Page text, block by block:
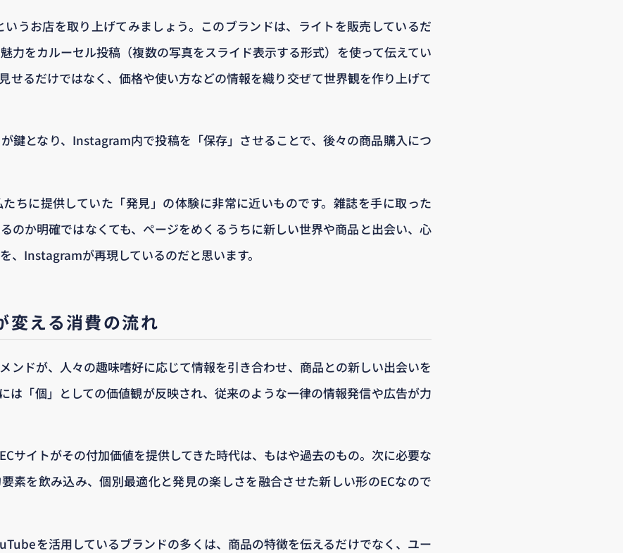
いうお店を取り上げてみましょう。このブランドは、ライトを販売しているだ
力をカルーセル投稿（複数の写真をスライド表示する形式）を使って伝えてい
せるだけではなく、価格や使い方などの情報を織り交ぜて世界観を作り上げて
鍵となり、Instagram内で投稿を「保存」させることで、後々の商品購入につ
ちに提供していた「発見」の体験に非常に近いものです。雑誌を手に取った
のか明確ではなくても、ページをめくるうちに新しい世界や商品と出会い、心
、Instagramが再現しているのだと思います。
変える消費の流れ
ンドが、人々の趣味嗜好に応じて情報を引き合わせ、商品との新しい出会いを
は「個」としての価値観が反映され、従来のような一律の情報発信や広告が力
サイトがその付加価値を提供してきた時代は、もはや過去のもの。次に必要な
素を飲み込み、個別最適化と発見の楽しさを融合させた新しい形のECなので
を活用しているブランドの多くは、商品の特徴を伝えるだけでなく、ユー